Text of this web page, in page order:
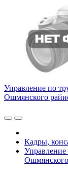
Управление по
Ошмянского
Кадры,
Управление